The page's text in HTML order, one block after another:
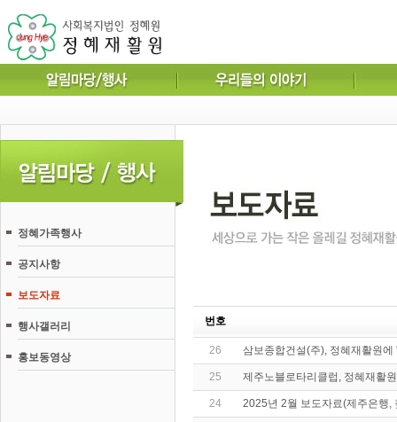
정혜가족행사
공지사항
보도자료
행사갤러리
홍보동영상
번호
26 삼보종합건설(주), 정혜재활원
25 제주노블로타리클럽, 정혜재활
24 2025년 2월 보도자료(제주은행